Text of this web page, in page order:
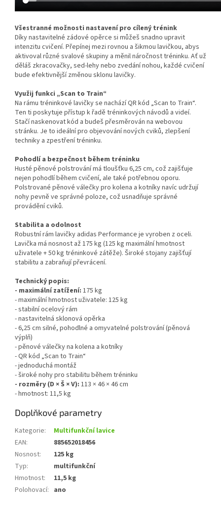
Všestranné možnosti nastavení pro cílený trénink
Díky nastavitelné zádové opěrce si můžeš snadno upravit
intenzitu cvičení. Přepínej mezi rovnou a šikmou lavičkou, abys
aktivoval různé svalové skupiny a měnil náročnost tréninku. Ať už
děláš zkracovačky, sed-lehy nebo zvedání nohou, každé cvičení
bude efektivnější změnou sklonu lavičky.
Využij funkci „Scan to Train“
Na rámu tréninkové lavičky se nachází QR kód „Scan to Train“.
Ten ti poskytuje přístup k řadě tréninkových návodů a videí.
Stačí naskenovat kód a budeš přesměrován na webovou
stránku. Je to ideální pro objevování nových cviků, zlepšení
techniky a zpestření tréninku.
Pohodlí a bezpečnost během tréninku
Husté pěnové polstrování má tloušťku 6,25 cm, což zajišťuje
nejen pohodlí během cvičení, ale také potřebnou oporu.
Polstrované pěnové válečky pro kolena a kotníky navíc udržují
nohy pevně ve správné poloze, což usnadňuje správné
provádění cviků.
Stabilita a odolnost
Robustní rám lavičky adidas Performance je vyroben z oceli.
Lavička má nosnost až 175 kg (125 kg maximální hmotnost
uživatele + 50 kg tréninkové zátěže). Široké stojany zajišťují
stabilitu a zabraňují převrácení.
Technický popis:
- maximální zatížení: 175 kg
- maximální hmotnost uživatele: 125 kg
- stabilní ocelový rám
- nastavitelná sklonová opěrka
- 6,25 cm silné, pohodlné a omyvatelné polstrování (pěnová
výplň)
- pěnové válečky na kolena a kotníky
- QR kód „Scan to Train“
- jednoduchá montáž
- široké nohy pro stabilitu během tréninku
- rozměry (D × Š × V): 113 × 46 × 46 cm
- hmotnost: 11,5 kg
Doplňkové parametry
Kategorie:
Multifunkční lavice
EAN:
885652018456
Nosnost:
125 kg
Typ:
multifunkční
Hmotnost:
11,5 kg
Polohovací: ano